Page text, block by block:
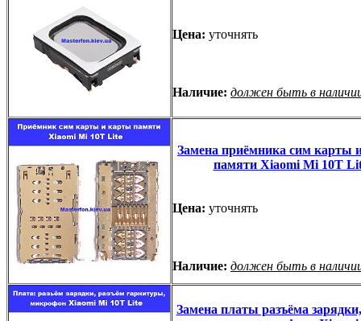
Цена: уточнять
Наличие: должен быть в
Замена приёмника сим карты
памяти Xiaomi Mi 10T
Цена: уточнять
Наличие: должен быть в
Замена платы разъёма